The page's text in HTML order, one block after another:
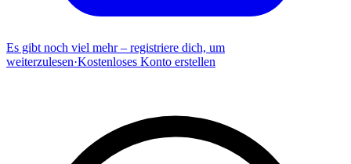
Es gibt noch viel mehr – registriere dich, um
weiterzulesen·Kostenloses Konto erstellen